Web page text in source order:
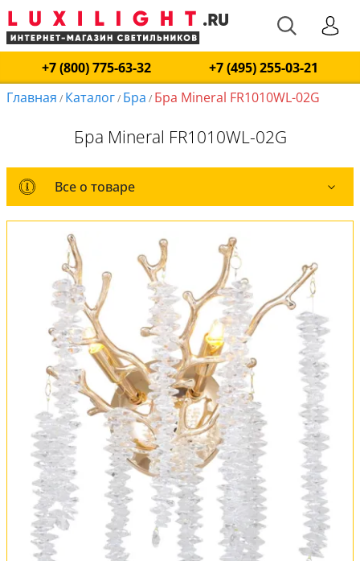
+7 (800) 775-63-32
+7 (495) 255-03-21
Главная / Каталог/ Бра / Бра Mineral FR1010WL-02G
Бра Mineral FR1010WL-02G
Все о товаре
Все о товаре
Комплект лампочек
Оплата и доставка
Обмен и возврат
Установка
FAQ
Отзывы